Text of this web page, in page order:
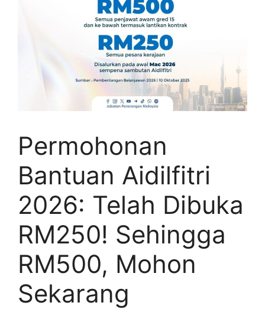
Permohonan
Bantuan Aidilfitri
2026: Telah Dibuka
RM250! Sehingga
RM500, Mohon
Sekarang